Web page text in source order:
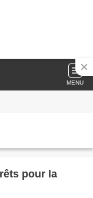
MENU
pour la